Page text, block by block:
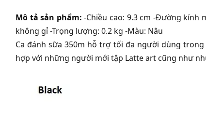
Mô tả sản phẩm: -Chiều cao: 9.3 cm -Đường kính
không gỉ -Trọng lượng: 0.2 kg -Màu: Nâu
Ca đánh sữa 350m hỗ trợ tối đa người dùng
hợp với những người mới tập Latte art cũng như